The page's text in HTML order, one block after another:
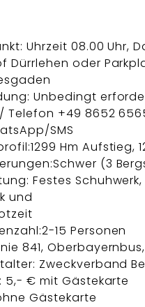
Uhrzeit 08.00 Uhr,
Dürrlehen oder
Unbedingt
Telefon +49 8652
SMS
Hm Aufstieg,
(3
Festes
und
15 Personen
841,
Zweckverband
5,- € mit Gästekarte
Gästekarte